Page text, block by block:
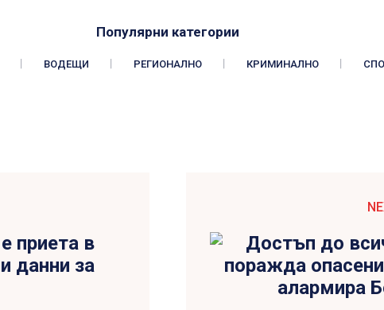
Популярни категории
ВОДЕЩИ РЕГИОНАЛНО КРИМИНАЛНО